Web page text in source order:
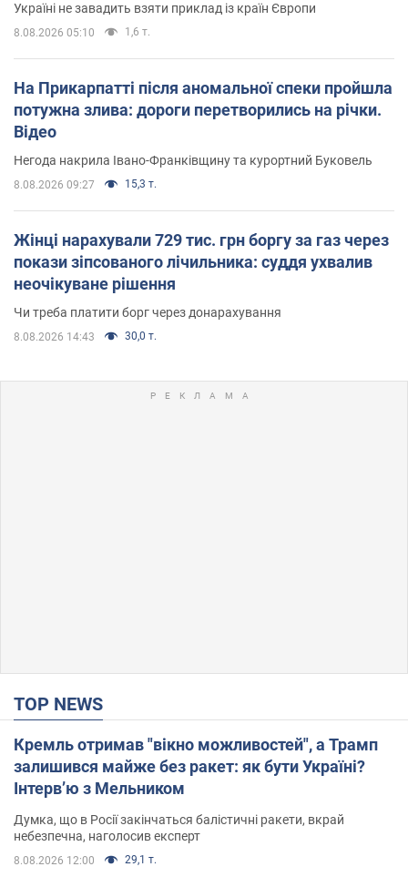
Україні не завадить взяти приклад із країн Європи
8.08.2026 05:10 1,6 т.
На Прикарпатті після аномальної спеки пройшла
потужна злива: дороги перетворились на річки.
Відео
Негода накрила Івано-Франківщину та курортний Буковель
8.08.2026 09:27 15,3 т.
Жінці нарахували 729 тис. грн боргу за газ через
покази зіпсованого лічильника: суддя ухвалив
неочікуване рішення
Чи треба платити борг через донарахування
8.08.2026 14:43 30,0 т.
TOP NEWS
Кремль отримав "вікно можливостей", а Трамп
залишився майже без ракет: як бути Україні?
Інтерв’ю з Мельником
Думка, що в Росії закінчаться балістичні ракети, вкрай
небезпечна, наголосив експерт
8.08.2026 12:00 29,1 т.